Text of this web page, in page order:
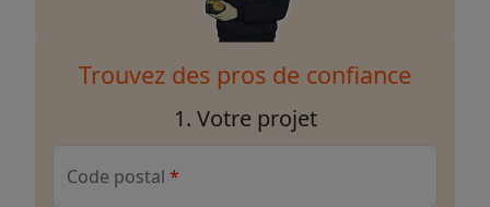
Trouvez des pros de confiance
1. Votre projet
Code postal